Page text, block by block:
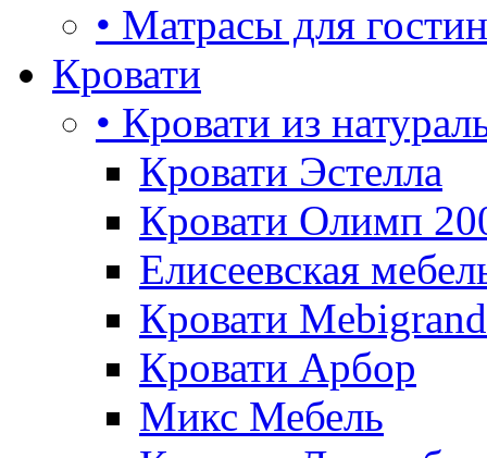
• Матрасы для
Кровати
• Кровати из
Кровати Эстелла
Кровати Олимп
Елисеевская
Кровати Mebigrand
Кровати Арбор
Микс Мебель